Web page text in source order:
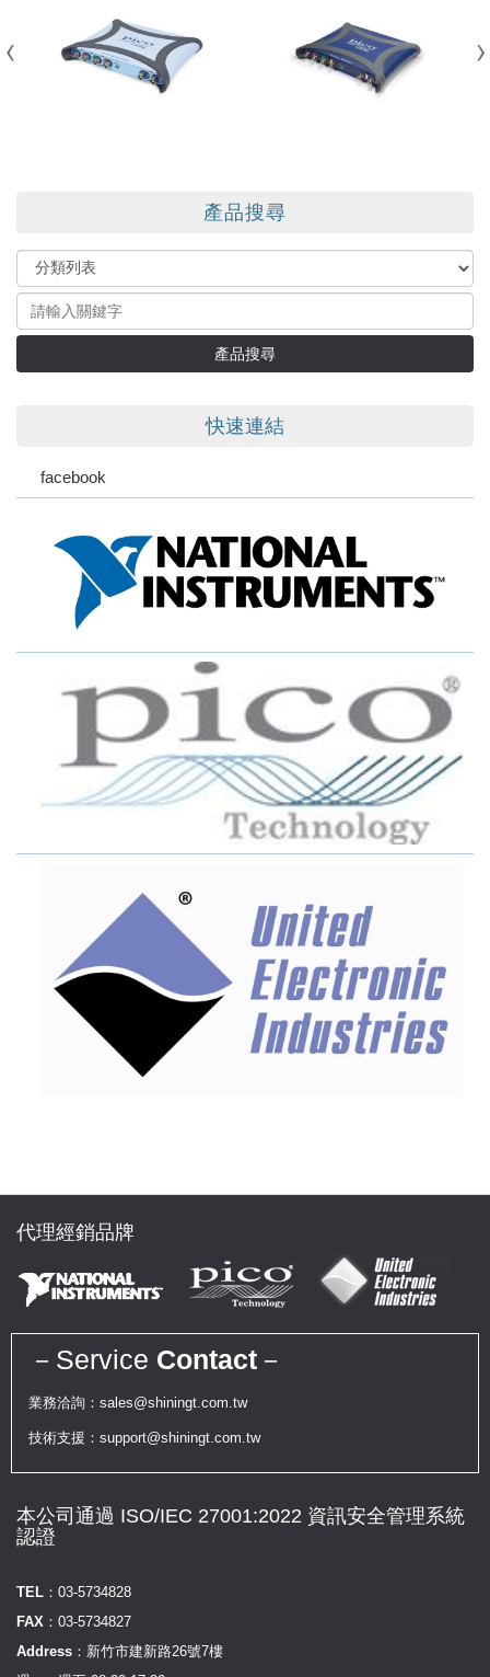
產品搜尋
產品搜尋
快速連結
facebook
代理經銷品牌
－Service Contact －
業務洽詢：sales@shiningt.com.tw
技術支援：support@shiningt.com.tw
本公司通過 ISO/IEC 27001:2022 資訊安全管理系統
認證
TEL： 03-5734828
FAX： 03-5734827
Address： 新竹市建新路26號7樓